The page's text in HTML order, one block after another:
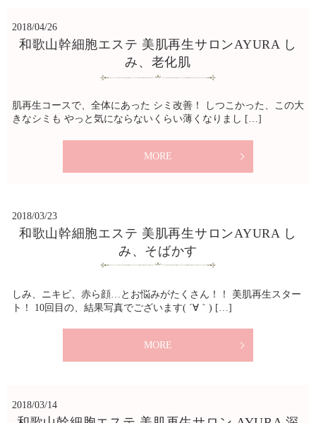
2018/04/26
和歌山幹細胞エステ 美肌再生サロンAYURA し
み、老化肌
肌再生コースで、全体にあった シミ改善！ しつこかった、この大
きなシミも やっと気にならないくらい薄くなりまし […]
MORE
2018/03/23
和歌山幹細胞エステ 美肌再生サロンAYURA し
み、そばかす
しみ、ニキビ、赤ら顔…とお悩みがたくさん！！ 美肌再生スター
ト！ 10回目の、結果写真でございます( ´∀｀) […]
MORE
2018/03/14